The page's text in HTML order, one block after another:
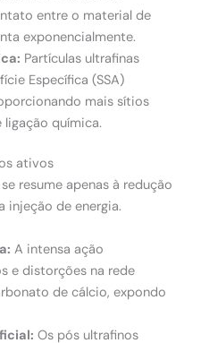
entre o material de
exponencialmente.
Partículas ultrafinas
Específica (SSA)
mais sítios
química.
ativos
resume apenas à redução
injeção de energia.
A intensa ação
e distorções na rede
de cálcio, expondo
Os pós ultrafinos